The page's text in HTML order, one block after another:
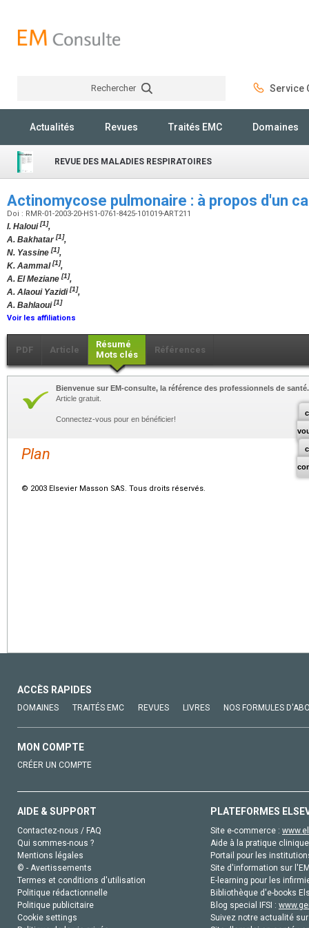
Rechercher Service
Actualités Revues Traités EMC Domaines
REVUE DES MALADIES RESPIRATOIRES
Actinomycose pulmonaire : à propos d'un
Doi : RMR-01-2003-20-HS1-0761-8425-101019-ART211
I. Haloui[1],
A. Bakhatar[1],
N. Yassine [1],
K. Aammal[1],
A. El Meziane [1],
A. Alaoui Yazidi[1],
A. Bahlaoui[1]
Voir les affiliations
PDF Article
Résumé
Mots clés
Références
Bienvenue sur EM-consulte, la référence des professionnels de santé.
Article gratuit.
Connectez-vous pour en bénéficier!
Plan
© 2003 Elsevier Masson SAS. Tous droits réservés.
ACCÈS RAPIDES
DOMAINES TRAITÉS EMC REVUES LIVRES NOS FORMULES
MON COMPTE
CRÉER UN COMPTE
AIDE & SUPPORT
Contactez-nous / FAQ
Qui sommes-nous ?
Mentions légales
© - Avertissements
Termes et conditions d'utilisation
Politique rédactionnelle
Politique publicitaire
Cookie settings
PLATEFORMES
Site e-commerce :
Aide à la pratique
Portail pour les
Site d'information sur
E-learning pour les
Bibliothèque d'e-books
Blog special IFSI :
Suivez notre actualité